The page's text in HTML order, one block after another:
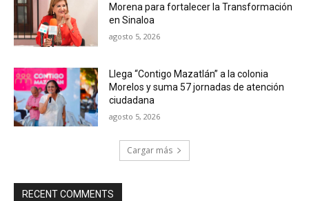
Morena para fortalecer la Transformación
en Sinaloa
agosto 5, 2026
Llega “Contigo Mazatlán” a la colonia
Morelos y suma 57 jornadas de atención
ciudadana
agosto 5, 2026
Cargar más
RECENT COMMENTS